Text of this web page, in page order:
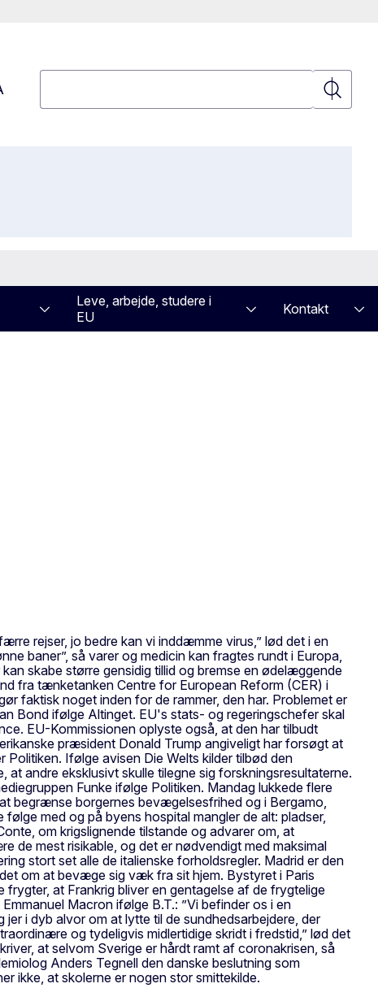
Søgning
Leve, arbejde, studere i
EU
Kontakt
rejser, jo bedre kan vi inddæmme virus,” lød det i en
baner”, så varer og medicin kan fragtes rundt i Europa,
skabe større gensidig tillid og bremse en ødelæggende
fra tænketanken Centre for European Reform (CER) i
faktisk noget inden for de rammer, den har. Problemet er
Bond ifølge Altinget. EU's stats- og regeringschefer skal
EU-Kommissionen oplyste også, at den har tilbudt
præsident Donald Trump angiveligt har forsøgt at
Ifølge avisen Die Welts kilder tilbød den
at andre eksklusivt skulle tilegne sig forskningsresultaterne.
Funke ifølge Politiken. Mandag lukkede flere
begrænse borgernes bevægelsesfrihed og i Bergamo,
med og på byens hospital mangler de alt: pladser,
om krigslignende tilstande og advarer om, at
de mest risikable, og det er nødvendigt med maksimal
stort set alle de italienske forholdsregler. Madrid er den
om at bevæge sig væk fra sit hjem. Bystyret i Paris
at Frankrig bliver en gentagelse af de frygtelige
Macron ifølge B.T.: ”Vi befinder os i en
i dyb alvor om at lytte til de sundhedsarbejdere, der
og tydeligvis midlertidige skridt i fredstid,” lød det
at selvom Sverige er hårdt ramt af coronakrisen, så
Anders Tegnell den danske beslutning som
ikke, at skolerne er nogen stor smittekilde.